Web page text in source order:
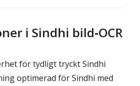
i Sindhi bild‑OCR
för tydligt tryckt Sindhi
optimerad för Sindhi med